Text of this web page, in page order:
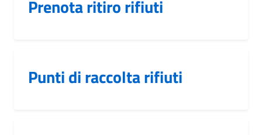
Prenota ritiro rifiuti
Punti di raccolta rifiuti